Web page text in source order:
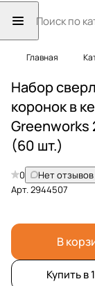
Главная
Набор
коронок в
Greenworks
(60 шт.)
0
Нет отзывов
Арт.2944507
В
Купить в